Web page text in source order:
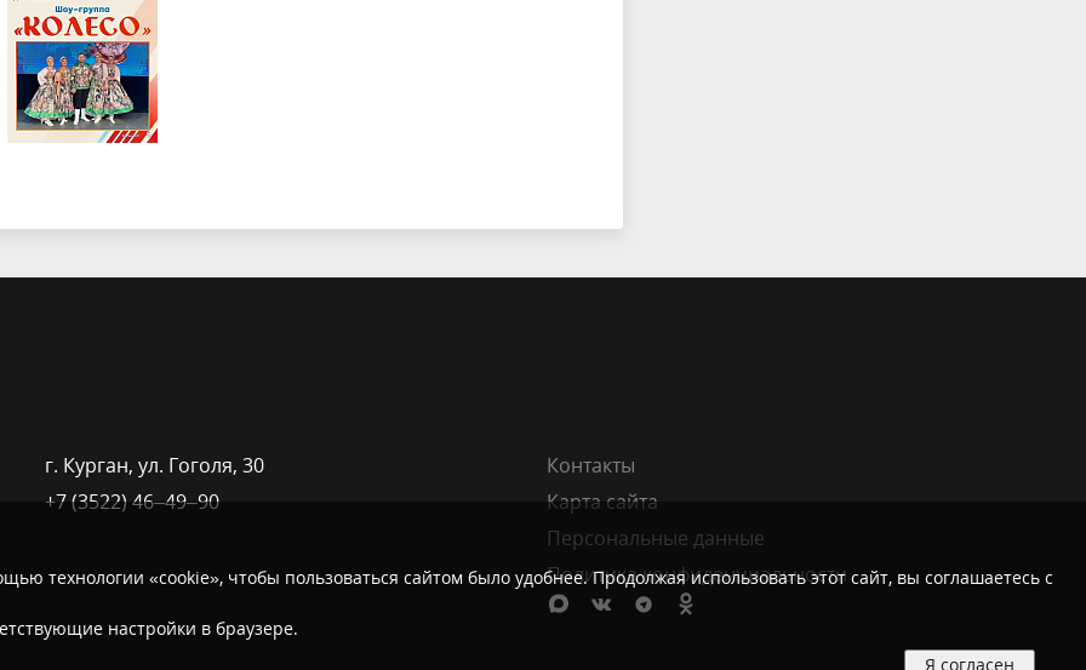
г. Курган, ​ул. Гоголя, 30
+7 (3522) 46‒49‒90
Контакты
Карта сайта
Персональные данные
Политика конфиденциальности
технологии «cookie», чтобы пользоваться сайтом было удобнее. Продолжая использовать этот сайт, вы соглашаетесь с
настройки в браузере.
Я согласен